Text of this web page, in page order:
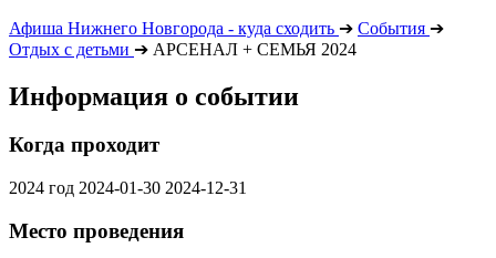
Афиша Нижнего Новгорода - куда сходить ➔ События ➔
Отдых с детьми ➔ АРСЕНАЛ + СЕМЬЯ 2024
Информация о событии
Когда проходит
2024 год 2024-01-30 2024-12-31
Место проведения